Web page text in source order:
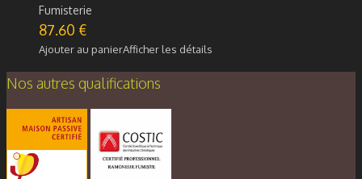
Fumisterie
87.60 €
Ajouter au panierAfficher les détails
Nos autres qualifications